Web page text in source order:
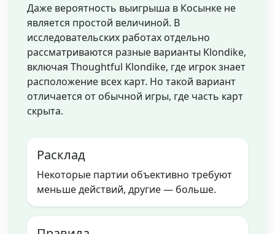
Даже вероятность выигрыша в Косынке не
является простой величиной. В
исследовательских работах отдельно
рассматриваются разные варианты Klondike,
включая Thoughtful Klondike, где игрок знает
расположение всех карт. Но такой вариант
отличается от обычной игры, где часть карт
скрыта.
Расклад
Некоторые партии объективно требуют
меньше действий, другие — больше.